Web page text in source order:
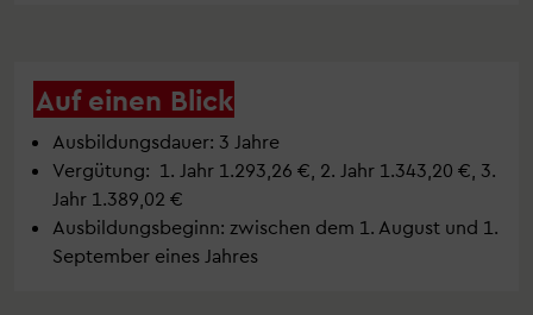
Auf einen Blick
Ausbildungsdauer: 3 Jahre
Vergütung: 1. Jahr 1.293,26 €, 2. Jahr 1.343,20 €, 3.
Jahr 1.389,02 €
Ausbildungsbeginn: zwischen dem 1. August und 1.
September eines Jahres